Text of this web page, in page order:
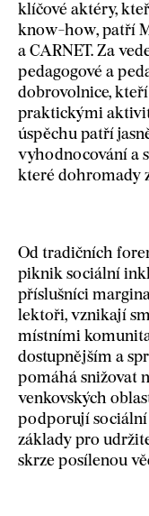
klíčové aktéry,
know-how, patří
a CARNET. Za
pedagogové a
dobrovolnice,
praktickými
úspěchu patří
vyhodnocování a
které dohromady
Od tradičních
piknik sociální
příslušníci
lektoři, vznikají
místními
dostupnějším a
pomáhá snižovat
venkovských
podporují sociální
základy pro
skrze posílenou